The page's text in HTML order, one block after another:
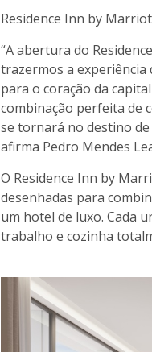
Residence Inn by
“A abertura do
trazermos a
para o coração da
combinação perfeita de
se tornará no destino de
afirma Pedro Mendes
O Residence Inn by
desenhadas para
um hotel de luxo. Cada
trabalho e cozinha